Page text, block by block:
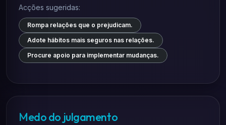
Acções sugeridas:
Rompa relações que o prejudicam.
Adote hábitos mais seguros nas relações.
Procure apoio para implementar mudanças.
Medo do julgamento